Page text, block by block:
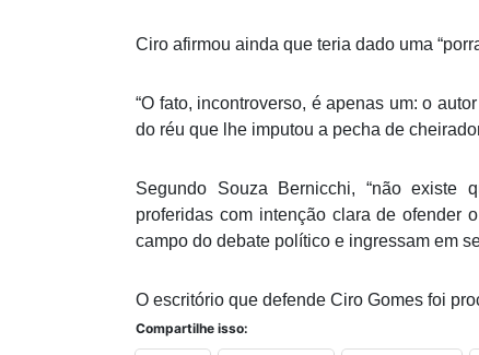
Ciro afirmou ainda que teria dado uma
“O fato, incontroverso, é apenas um: o
do réu que lhe imputou a pecha de
Segundo Souza Bernicchi, “não existe
proferidas com intenção clara de ofender
campo do debate político e ingressam em
O escritório que defende Ciro Gomes foi
Compartilhe isso: